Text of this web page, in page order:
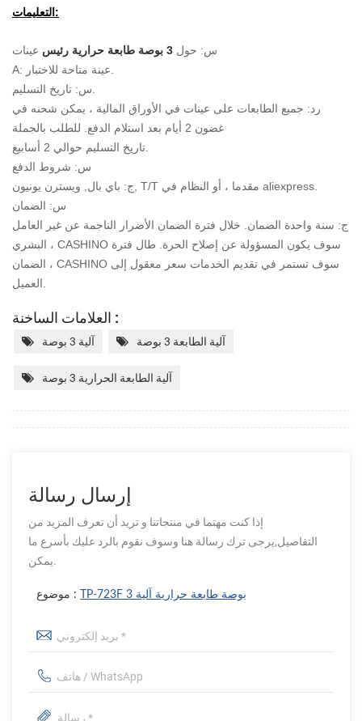
التعليمات:
س: حول
عينات
رد: جميع الطابعات على عينات في الأوراق المالية ، يمكن شحنه في
غضون 2 أيام بعد استلام الدفع. للطلب بالجملة
س: شروط الدفع
ج: باي بال, ويسترن يونيون, T/T مقدما ، أو النظام في aliexpress.
س: الضمان
ج: سنة واحدة الضمان. خلال فترة الضمان الأضرار الناجمة عن غير العامل
البشري ، CASHINO سوف يكون المسؤولة عن إصلاح الحرة. طال فترة
الضمان ، CASHINO سوف تستمر في تقديم الخدمات سعر معقول إلى
العلامات الساخنة :
آلية 3 بوصة آلية الطابعة 3 بوصة
آلية الطابعة الحرارية 3 بوصة
إرسال رسالة
إذا كنت مهتما في منتجاتنا و تريد أن تعرف المزيد من
التفاصيل,يرجى ترك رسالة هنا وسوف نقوم بالرد عليك بأسرع ما
يمكن.
موضوع : TP-723F 3 بوصة طابعة حرارية آلية